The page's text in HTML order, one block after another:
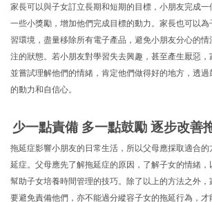
家長可以與子女訂立長期和短期的目標，小朋友完成
一些小獎勵，增加他們完成目標的動力。家長也可以
習環境，盡量移除所有電子產品，避免小朋友分心的
注的狀態。若小朋友對學習失去興趣，甚至產生厭惡，
並嘗試理解他們的情緒，肯定他們做得好的地方，透
的動力和自信心。
少一點責備 多一點鼓勵 逐步改善
拖延症影響小朋友的日常生活，所以父母應採取適合
延症。父母應先了解拖延症的原因，了解子女的情緒
幫助子女培養時間管理的技巧。除了以上的方法之外
要避免責備他們，亦不能過分縱容子女的拖延行為，